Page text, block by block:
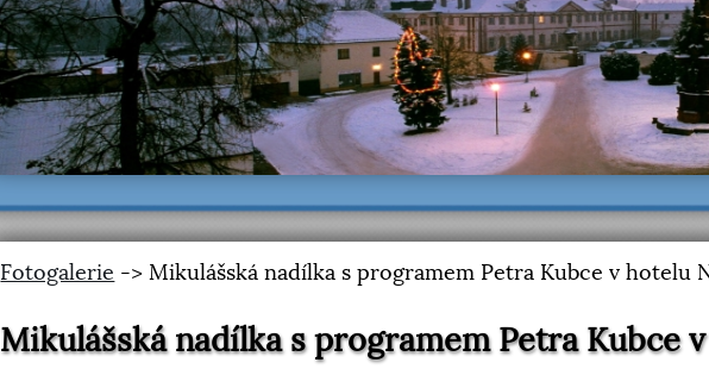
Fotogalerie -> Mikulášská nadílka s programem Petra Kubce v hotelu
Mikulášská nadílka s programem Petra Kubce